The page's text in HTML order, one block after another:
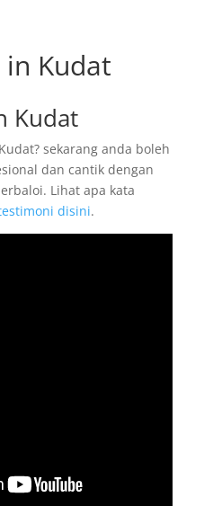
in Kudat
Kudat
sekarang anda boleh
dan cantik dengan
Lihat apa kata
disini.